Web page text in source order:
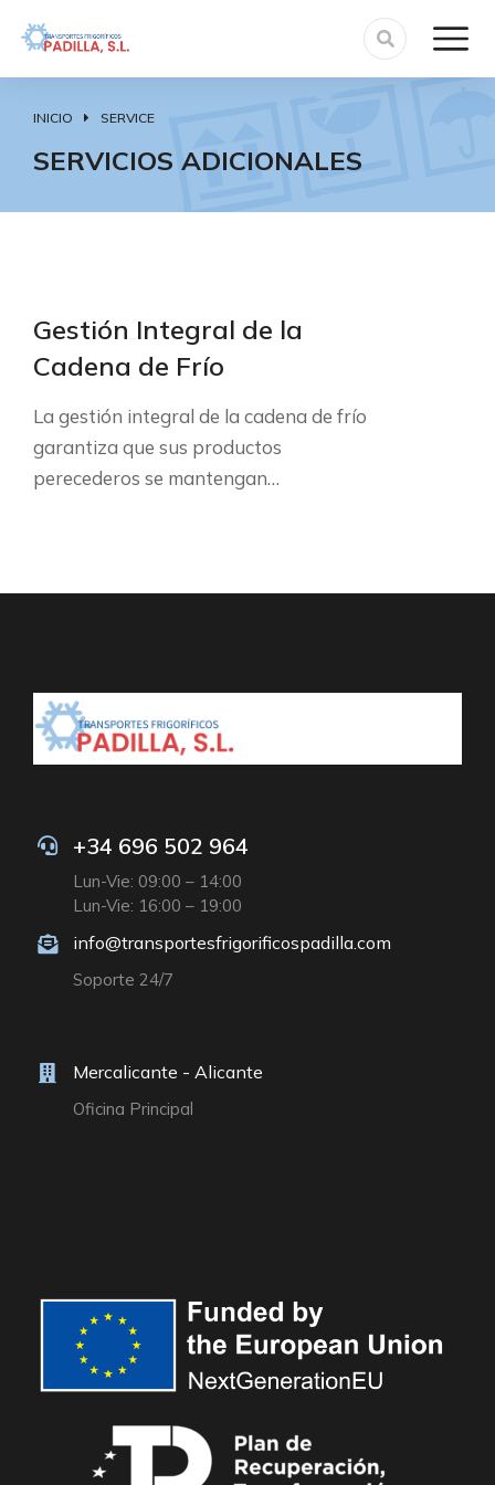
Estás aquí:
INICIO SERVICE
SERVICIOS ADICIONALES
Gestión Integral de la
Cadena de Frío
La gestión integral de la cadena de frío
garantiza que sus productos
perecederos se mantengan…
+34 696 502 964
Lun-Vie: 09:00 – 14:00
Lun-Vie: 16:00 – 19:00
info@transportesfrigorificospadilla.com
Soporte 24/7
Mercalicante - Alicante
Oficina Principal